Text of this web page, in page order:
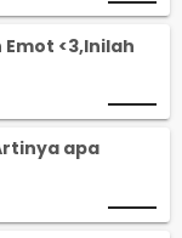
<3,Inilah
apa